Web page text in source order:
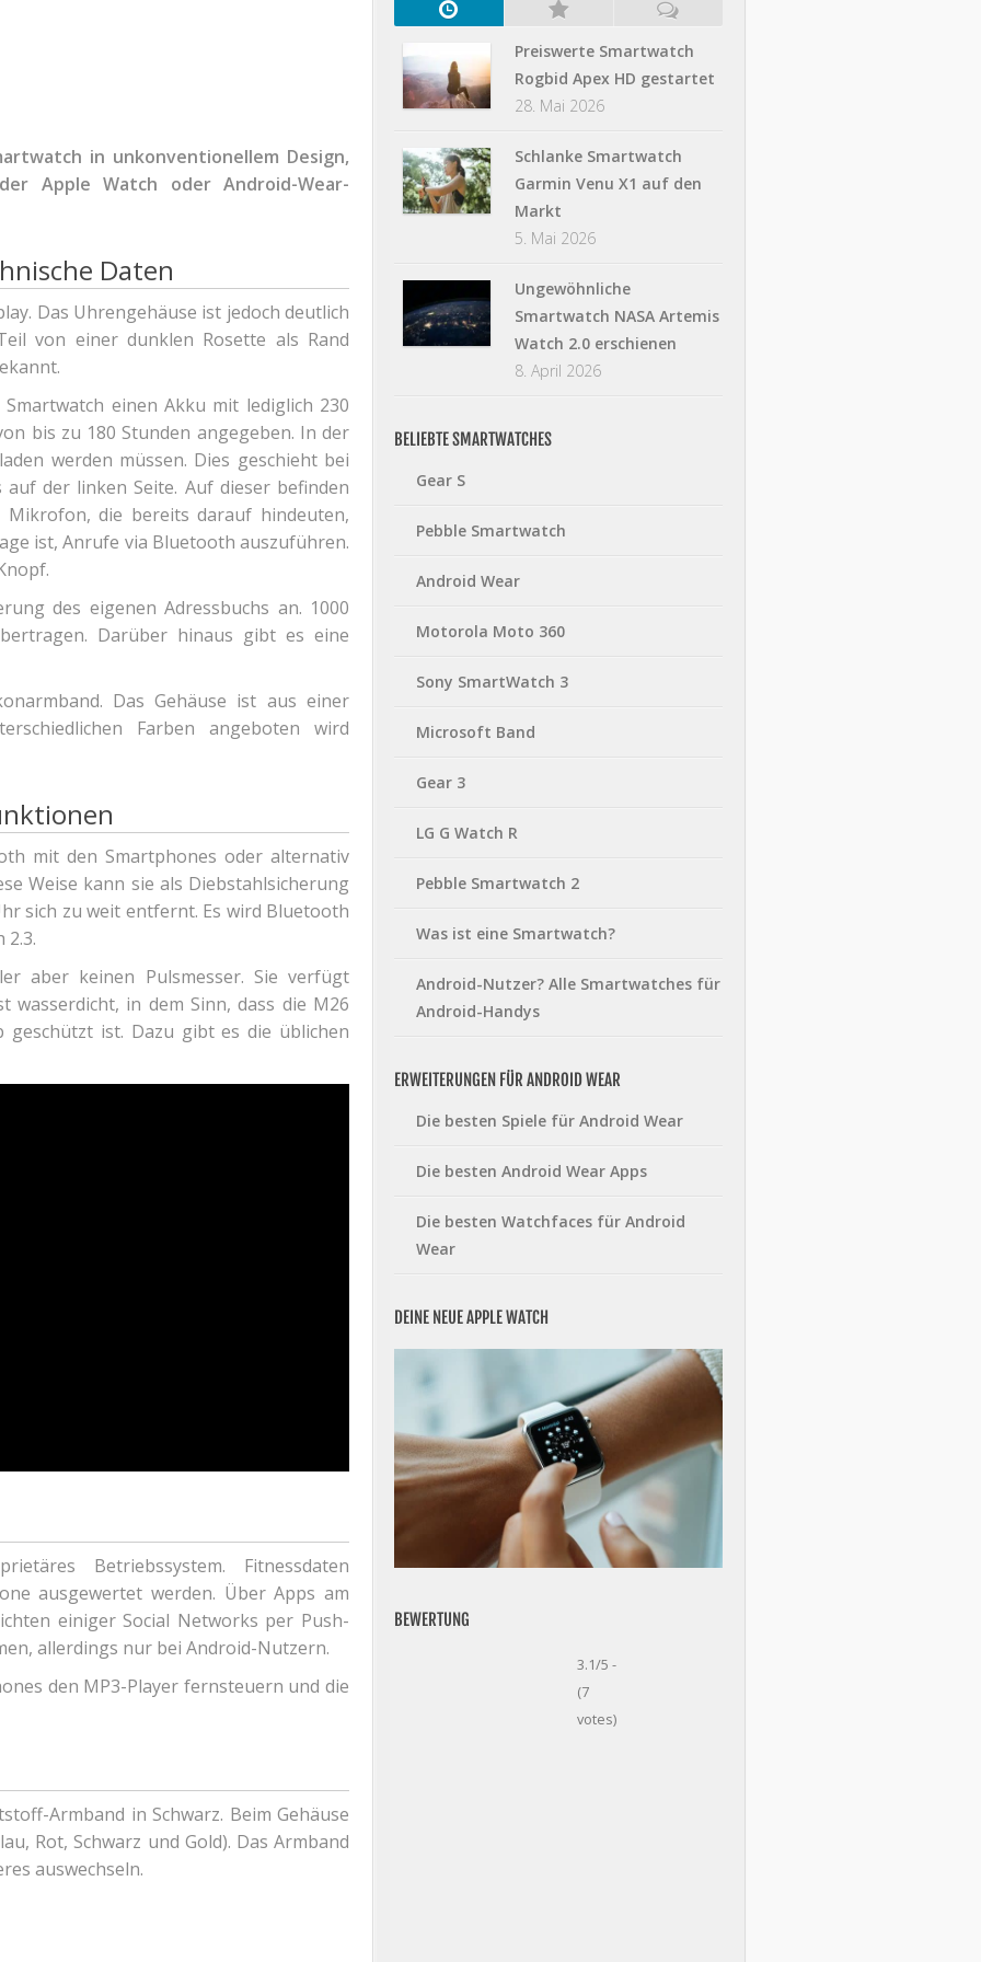
in unkonventionellem Design,
Apple Watch oder Android-Wear-
Daten
Das Uhrengehäuse ist jedoch deutlich
von einer dunklen Rosette als Rand
einen Akku mit lediglich 230
bis zu 180 Stunden angegeben. In der
werden müssen. Dies geschieht bei
der linken Seite. Auf dieser befinden
die bereits darauf hindeuten,
ist, Anrufe via Bluetooth auszuführen.
des eigenen Adressbuchs an. 1000
Darüber hinaus gibt es eine
Das Gehäuse ist aus einer
Farben angeboten wird
mit den Smartphones oder alternativ
Weise kann sie als Diebstahlsicherung
sich zu weit entfernt. Es wird Bluetooth
aber keinen Pulsmesser. Sie verfügt
in dem Sinn, dass die M26
geschützt ist. Dazu gibt es die üblichen
Betriebssystem. Fitnessdaten
ausgewertet werden. Über Apps am
einiger Social Networks per Push-
allerdings nur bei Android-Nutzern.
den MP3-Player fernsteuern und die
Armband in Schwarz. Beim Gehäuse
Rot, Schwarz und Gold). Das Armband
auswechseln.
Preiswerte Smartwatch
Rogbid Apex HD gestartet
28. Mai 2026
Schlanke Smartwatch
Garmin Venu X1 auf den
Markt
5. Mai 2026
Ungewöhnliche
Smartwatch NASA Artemis
Watch 2.0 erschienen
8. April 2026
BELIEBTE SMARTWATCHES
Gear S
Pebble Smartwatch
Android Wear
Motorola Moto 360
Sony SmartWatch 3
Microsoft Band
Gear 3
LG G Watch R
Pebble Smartwatch 2
Was ist eine Smartwatch?
Android-Nutzer? Alle Smartwatches für
Android-Handys
ERWEITERUNGEN FÜR ANDROID WEAR
Die besten Spiele für Android Wear
Die besten Android Wear Apps
Die besten Watchfaces für Android
Wear
DEINE NEUE APPLE WATCH
BEWERTUNG
3.1/5 -
(7
votes)